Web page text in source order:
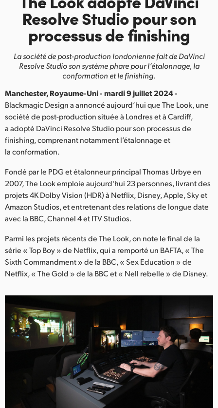
Finland
Hong Kong SAR, China
India
Italy
Korea
Mexico
Malaysia
Netherlands
New Zealand
Norway
Singapore
South Africa
Sweden
Resolve Studio pour son
processus de finishing
La société de post-production londonienne fait deDaVinci
Resolve Studio son système phare pour l’étalonnage, la
conformation et le finishing.
Manchester, Royaume-Uni - mardi 9 juillet 2024 -
Blackmagic Design a annoncé aujourd’hui que The Look, une
société de post-production située à Londres et à Cardiff,
a adopté DaVinci Resolve Studio pour son processus de
finishing, comprenant notamment l’étalonnage et
la conformation.
Fondé par le PDG et étalonneur principal Thomas Urbye en
2007, The Look emploie aujourd'hui 23 personnes, livrant des
projets 4K Dolby Vision (HDR) à Netflix, Disney, Apple, Sky et
Amazon Studios, et entretenant des relations de longue date
avec la BBC, Channel 4 et ITV Studios.
Parmi les projets récents de The Look, on note le final de la
série « Top Boy » de Netflix, qui a remporté un BAFTA, « The
Sixth Commandment » de la BBC, « Sex Education » de
Netflix, « The Gold » de la BBC et « Nell rebelle » de Disney.